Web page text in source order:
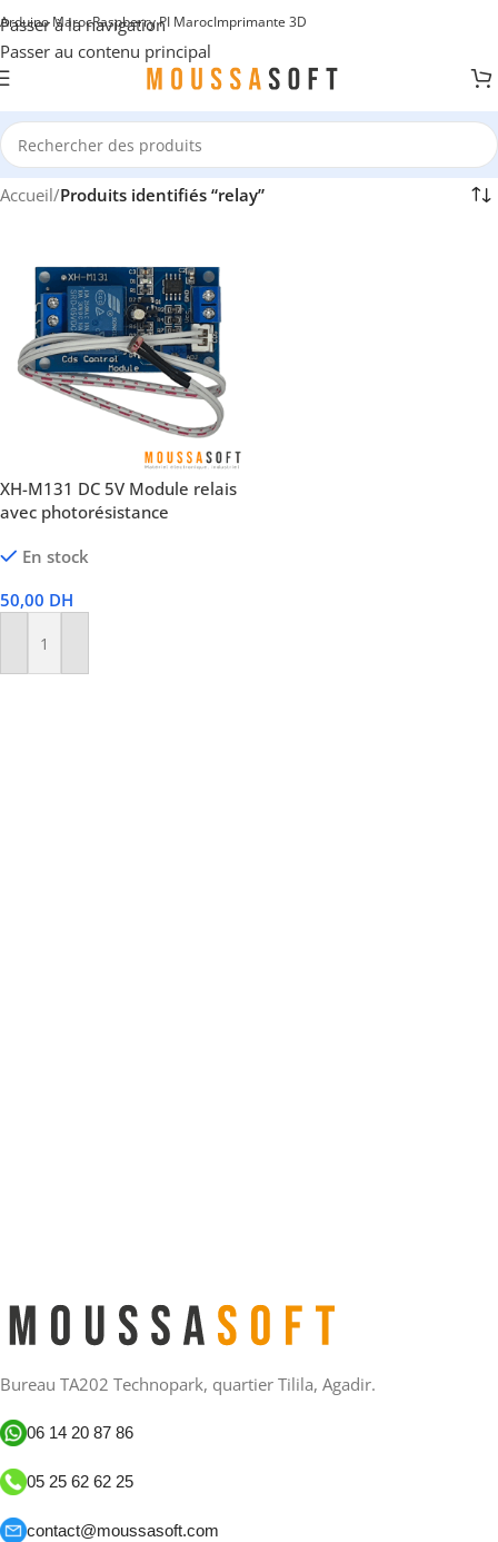
Passer à la navigation
Passer au contenu principal
Arduino MarocRaspberry PI MarocImprimante 3D
Accueil/Produits identifiés “relay”
XH-M131 DC 5V Module relais
avec photorésistance
En stock
50,00 DH
Ajouter Au Panier
Bureau TA202 Technopark, quartier Tilila, Agadir.
06 14 20 87 86
05 25 62 62 25
contact@moussasoft.com